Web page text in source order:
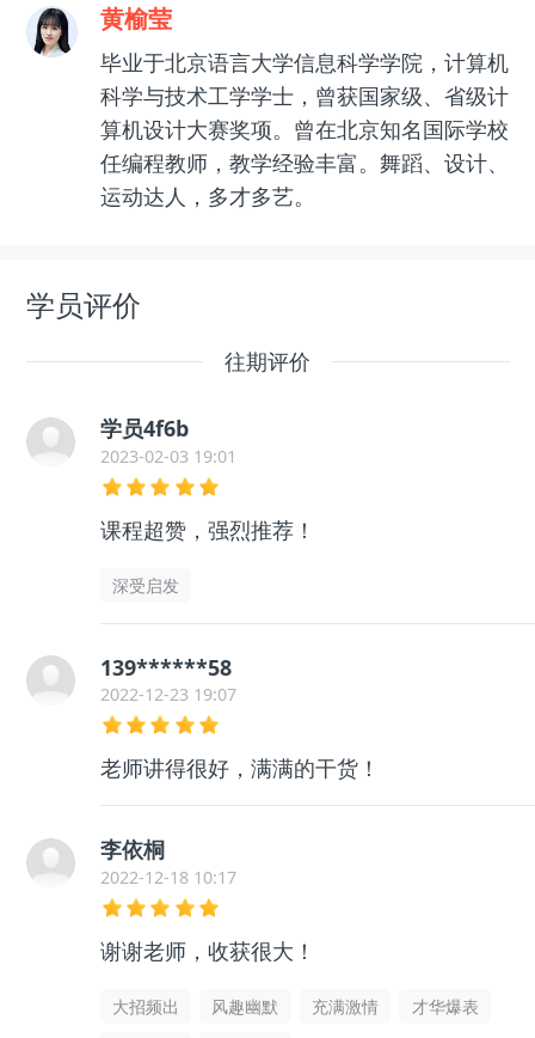
黄榆莹
毕业于北京语言大学信息科学学院，计算机
科学与技术工学学士，曾获国家级、省级计
算机设计大赛奖项。曾在北京知名国际学校
任编程教师，教学经验丰富。舞蹈、设计、
运动达人，多才多艺。
学员评价
往期评价
学员4f6b
2023-02-03 19:01
课程超赞，强烈推荐！
深受启发
139******58
2022-12-23 19:07
老师讲得很好，满满的干货！
李依桐
2022-12-18 10:17
谢谢老师，收获很大！
大招频出 风趣幽默 充满激情
才华爆表